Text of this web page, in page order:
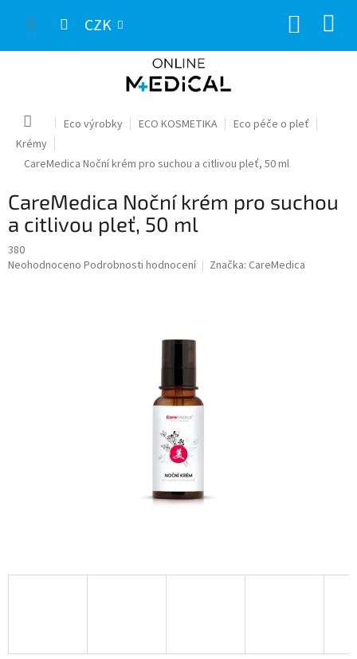
CZK
Domů Eco výrobky ECO KOSMETIKA
Eco péče o pleť
Krémy
CareMedica Noční krém pro suchou a citlivou pleť, 50 ml
CareMedica Noční krém pro suchou
a citlivou pleť, 50 ml
380
Průměrné
Neohodnoceno Podrobnosti hodnocení Značka: CareMedica